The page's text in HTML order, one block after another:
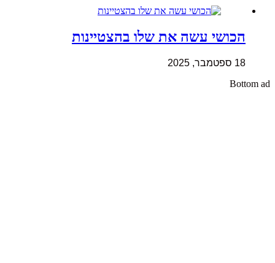
הכושי עשה את שלו בהצטיינות
18 ספטמבר, 2025
Bottom ad